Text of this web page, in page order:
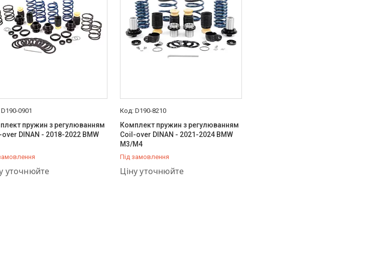
D190-0901
пружин з регулюванням
DINAN - 2018-2022 BMW
уточнюйте
(66) 757-37-36
D190-8210
Комплект пружин з регулюванням
Coil-over DINAN - 2021-2024 BMW
M3/M4
Під замовлення
Ціну уточнюйте
+380 (66) 757-37-36